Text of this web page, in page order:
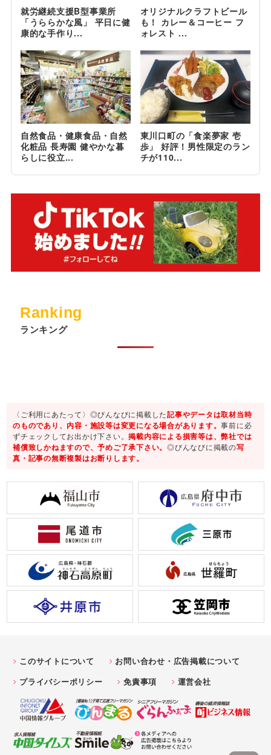
就労継続支援B型事業所
「うららかな風」 平日に健
康的な手作り...
オリジナルクラフトビール
も！ カレー＆コーヒー フ
ォレスト ...
自然食品・健康食品・自然
化粧品 長寿園 健やかな暮
らしに役立...
東川口町の「食楽夢家 壱
歩」 好評！男性限定のラン
チが110...
Ranking
ランキング
〈ご利用にあたって〉◎びんなびに掲載した記事やデータは取材当時
のものであり、内容・施設等は変更になる場合があります。事前に必
ずチェックしてお出かけ下さい。掲載内容による損害等は、弊社では
補償致しかねますので、予めご了承下さい。◎びんなびに掲載の写
真・記事の無断複製はお断りします。
このサイトについて
お問い合わせ・広告掲載について
プライバシーポリシー
免責事項 運営会社